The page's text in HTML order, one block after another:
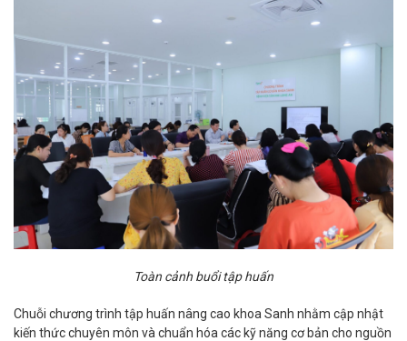
Toàn cảnh buổi tập huấn
Chuỗi chương trình tập huấn nâng cao khoa Sanh nhằm cập nhật
kiến thức chuyên môn và chuẩn hóa các kỹ năng cơ bản cho nguồn